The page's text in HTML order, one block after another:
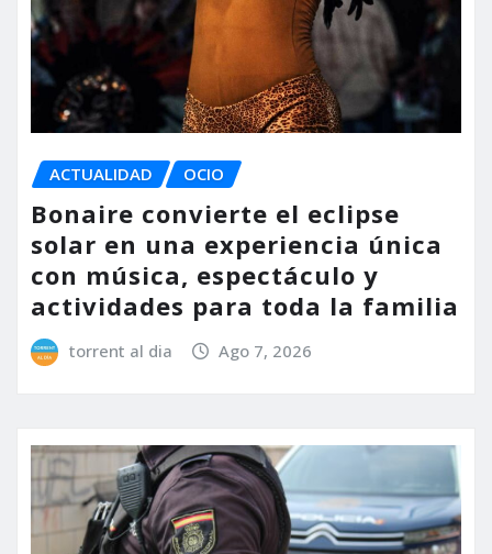
ACTUALIDAD OCIO
Bonaire convierte el eclipse
solar en una experiencia única
con música, espectáculo y
actividades para toda la familia
torrent al dia Ago 7, 2026